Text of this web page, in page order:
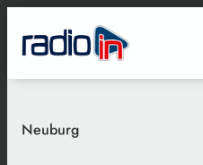
Neuburg